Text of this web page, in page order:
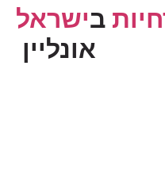
בישראל
אונליין